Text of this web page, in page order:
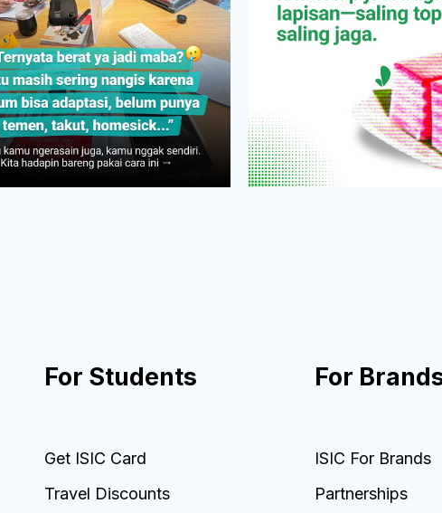
For Students
Get ISIC Card
Travel Discounts
For
ISIC For Brands
Partnerships